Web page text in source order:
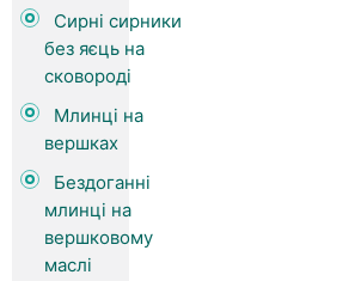
Сирні сирники
без яєць на
сковороді
Млинці на
вершках
Бездоганні
млинці на
вершковому
маслі